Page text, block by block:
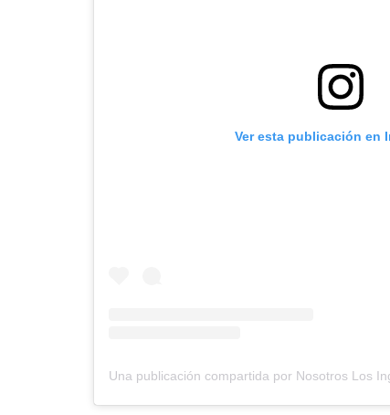
Ver esta publicación en